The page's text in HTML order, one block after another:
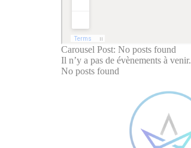
Carousel Post: No posts found
Il n’y a pas de évènements à venir.
No posts found